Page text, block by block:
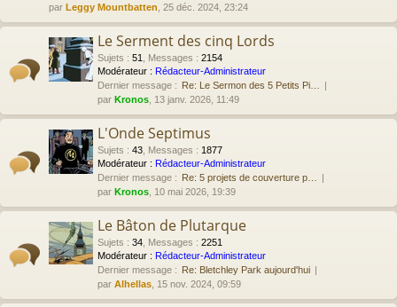
par Leggy Mountbatten , 25 déc. 2024, 23:24
Le Serment des cinq Lords
Sujets : 51 Messages : 2154
Modérateur : Rédacteur-Administrateur
Dernier message : Re: Le Sermon des 5 Petits Pi…
par Kronos , 13 janv. 2026, 11:49
L'Onde Septimus
Sujets : 43 Messages : 1877
Modérateur : Rédacteur-Administrateur
Dernier message : Re: 5 projets de couverture p…
par Kronos , 10 mai 2026, 19:39
Le Bâton de Plutarque
Sujets : 34 Messages : 2251
Modérateur : Rédacteur-Administrateur
Dernier message : Re: Bletchley Park aujourd'hui
par Alhellas , 15 nov. 2024, 09:59